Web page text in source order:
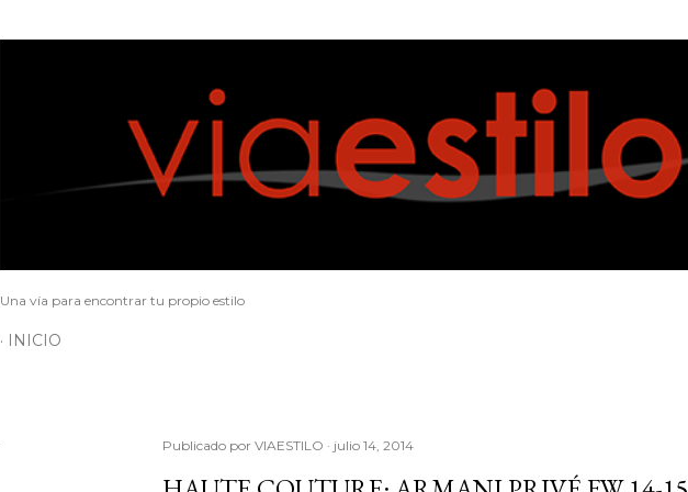
Una vía para encontrar tu propio estilo
INICIO
Publicado por VIAESTILO julio 14, 2014